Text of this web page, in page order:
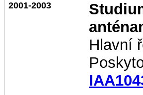
2001-2003
Hlavní